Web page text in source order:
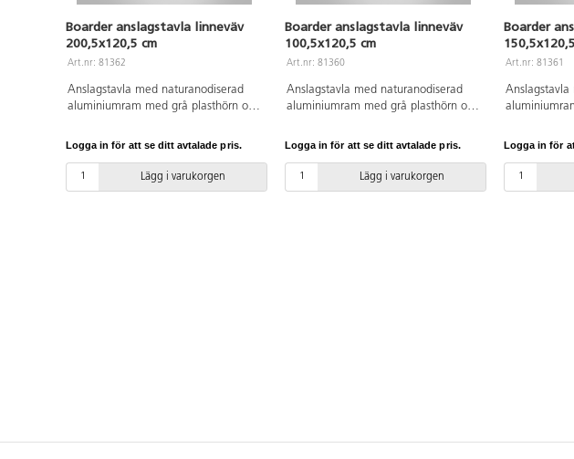
Boarder anslagstavla linneväv
200,5x120,5 cm
Art.nr: 81362
Anslagstavla med naturanodiserad
aluminiumram med grå plasthörn och
Logga in för att se ditt avtalade pris.
Lägg i varukorgen
Boarder anslagstavla linneväv
100,5x120,5 cm
Art.nr: 81360
Anslagstavla med naturanodiserad
aluminiumram med grå plasthörn och
Logga in för att se ditt avtalade pris.
Lägg i varukorgen
Boarder
Art.nr: 81361
Anslagstavla
Logga in för